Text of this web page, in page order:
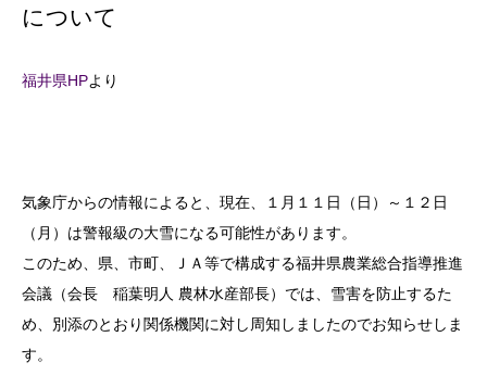
について
福井県HPより
気象庁からの情報によると、現在、１月１１日（日）～１２日
（月）は警報級の大雪になる可能性があります。
このため、県、市町、ＪＡ等で構成する福井県農業総合指導推進
会議（会長 稲葉明人 農林水産部長）では、雪害を防止するた
め、別添のとおり関係機関に対し周知しましたのでお知らせしま
す。